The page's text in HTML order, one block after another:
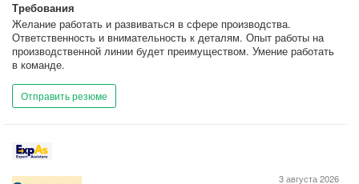
Требования
Желание работать и развиваться в сфере производства.
Ответственность и внимательность к деталям. Опыт работы на
производственной линии будет преимуществом. Умение работать
в команде.
Отправить резюме
3 августа 2026